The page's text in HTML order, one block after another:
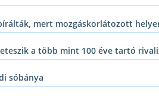
mert mozgáskorlátozott
a több mint 100 éve tartó
sóbánya